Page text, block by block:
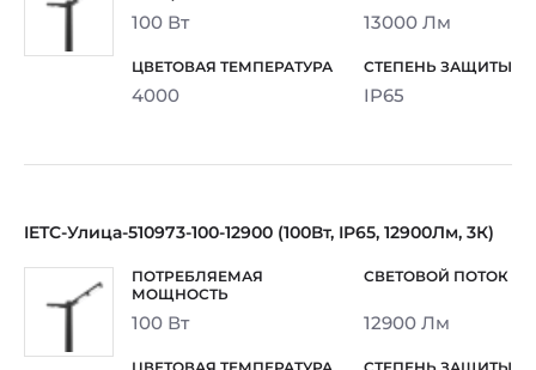
100 Вт 13000 Лм
4000 IP65
IETC-Улица-510973-100-12900 (100Вт, IP65, 12900Лм, 3К)
100 Вт 12900 Лм